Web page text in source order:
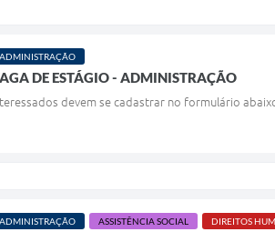
ADMINISTRAÇÃO
DE ESTÁGIO - ADMINISTRAÇÃO
devem se cadastrar no formulário
ADMINISTRAÇÃO ASSISTÊNCIA SOCIAL DIREITOS